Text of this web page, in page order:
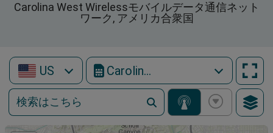
Carolina West Wirelessモバイルデータ通信ネット
ワーク, アメリカ合衆国
US Carolina West Wireless